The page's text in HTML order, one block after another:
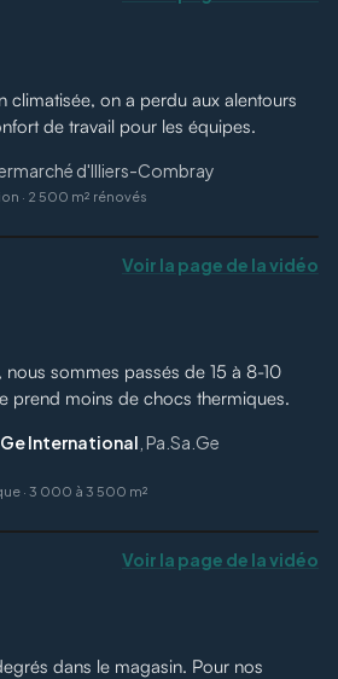
climatisée, on a perdu aux alentours
de travail pour les équipes.
d'Illiers-Combray
· 2 500 m² rénovés
Voir la page de la vidéo
sommes passés de 15 à 8-10
prend moins de chocs thermiques.
International Pa.Sa.Ge
· 3 000 à 3 500 m²
Voir la page de la vidéo
dans le magasin. Pour nos